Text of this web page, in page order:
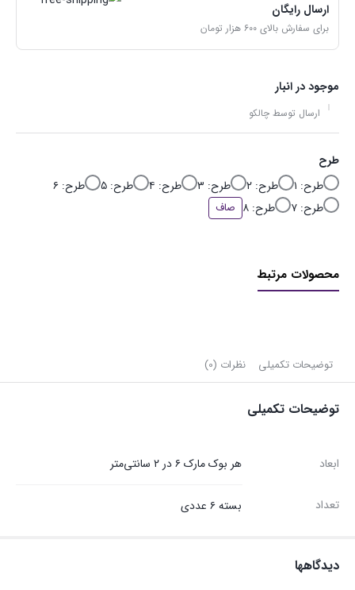
ارسال رایگان
برای سفارش بالای ۶۰۰ هزار تومان
موجود در انبار
ارسال توسط چالکو
طرح
طرح: ۱
طرح: ۲ طرح: ۳ طرح: ۴ طرح: ۵
طرح: ۶
طرح: ۷
طرح: ۸ صاف
محصولات مرتبط
توضیحات تکمیلی نظرات (0)
توضیحات تکمیلی
ابعاد هر بوک مارک ۶ در ۲ سانتی‌متر
تعداد بسته ۶ عددی
دیدگاهها